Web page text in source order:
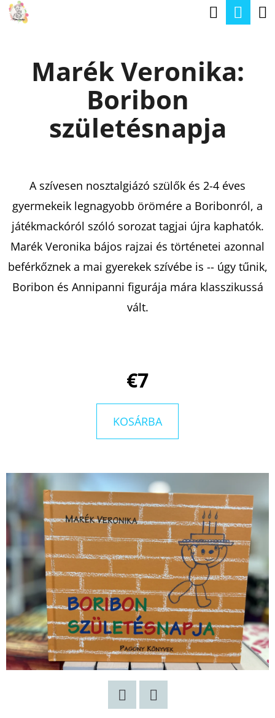
Ugrás
tartalomhozMarék Veronika:
Boribon
születésnapja
A szívesen nosztalgiázó szülők és 2-4 éves
gyermekeik legnagyobb örömére a Boribonról, a
játékmackóról szóló sorozat tagjai újra kaphatók.
Marék Veronika bájos rajzai és történetei azonnal
beférkőznek a mai gyerekek szívébe is -- úgy tűnik,
Boribon és Annipanni figurája mára klasszikussá
vált.
€7
KOSÁRBA
K
E
S
?
KERESÉS
U
LEJTŐ
TENGER
FELÉ
€18,90